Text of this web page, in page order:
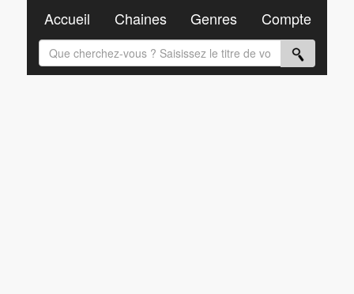
Accueil Chaines Genres Compte